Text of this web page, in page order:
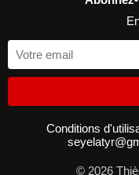
Conditions
© 2026